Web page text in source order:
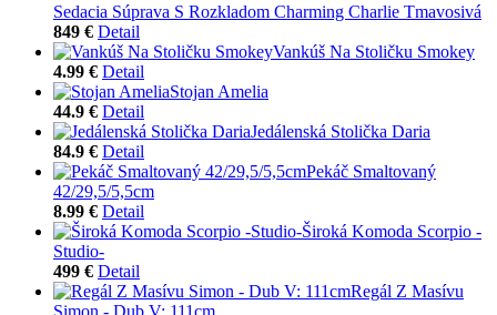
Sedacia Súprava S Rozkladom Charming Charlie Tmavosivá
849 € Detail
Vankúš Na Stoličku Smokey
4.99 € Detail
Stojan Amelia
44.9 € Detail
Jedálenská Stolička Daria
84.9 € Detail
Pekáč Smaltovaný
42/29,5/5,5cm
8.99 € Detail
Široká Komoda Scorpio -
Studio-
499 € Detail
Regál Z Masívu
Simon - Dub V: 111cm